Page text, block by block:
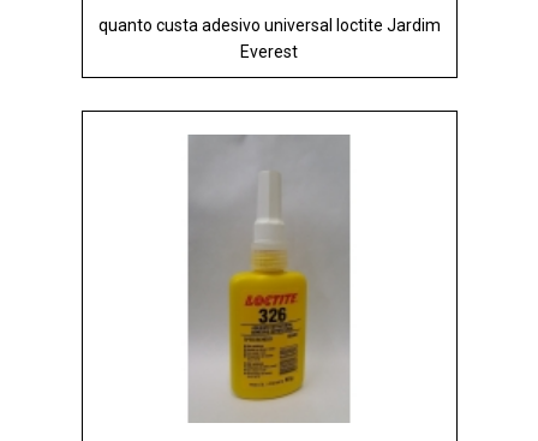
quanto custa adesivo universal loctite Jardim
Everest